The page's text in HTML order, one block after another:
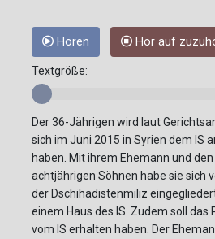
Hören Hör auf
Textgröße:
Der 36-Jährigen wird laut
sich im Juni 2015 in Syrien dem IS
haben. Mit ihrem Ehemann und
achtjährigen Söhnen habe sie sich
der Dschihadistenmiliz
einem Haus des IS. Zudem soll das
vom IS erhalten haben. Der